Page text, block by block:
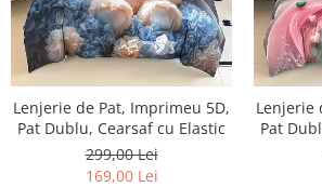
Lenjerie de Pat, Imprimeu 5D,
Pat Dublu, Cearsaf cu Elastic
299,00 Lei
169,00 Lei
Lenjerie
Pat